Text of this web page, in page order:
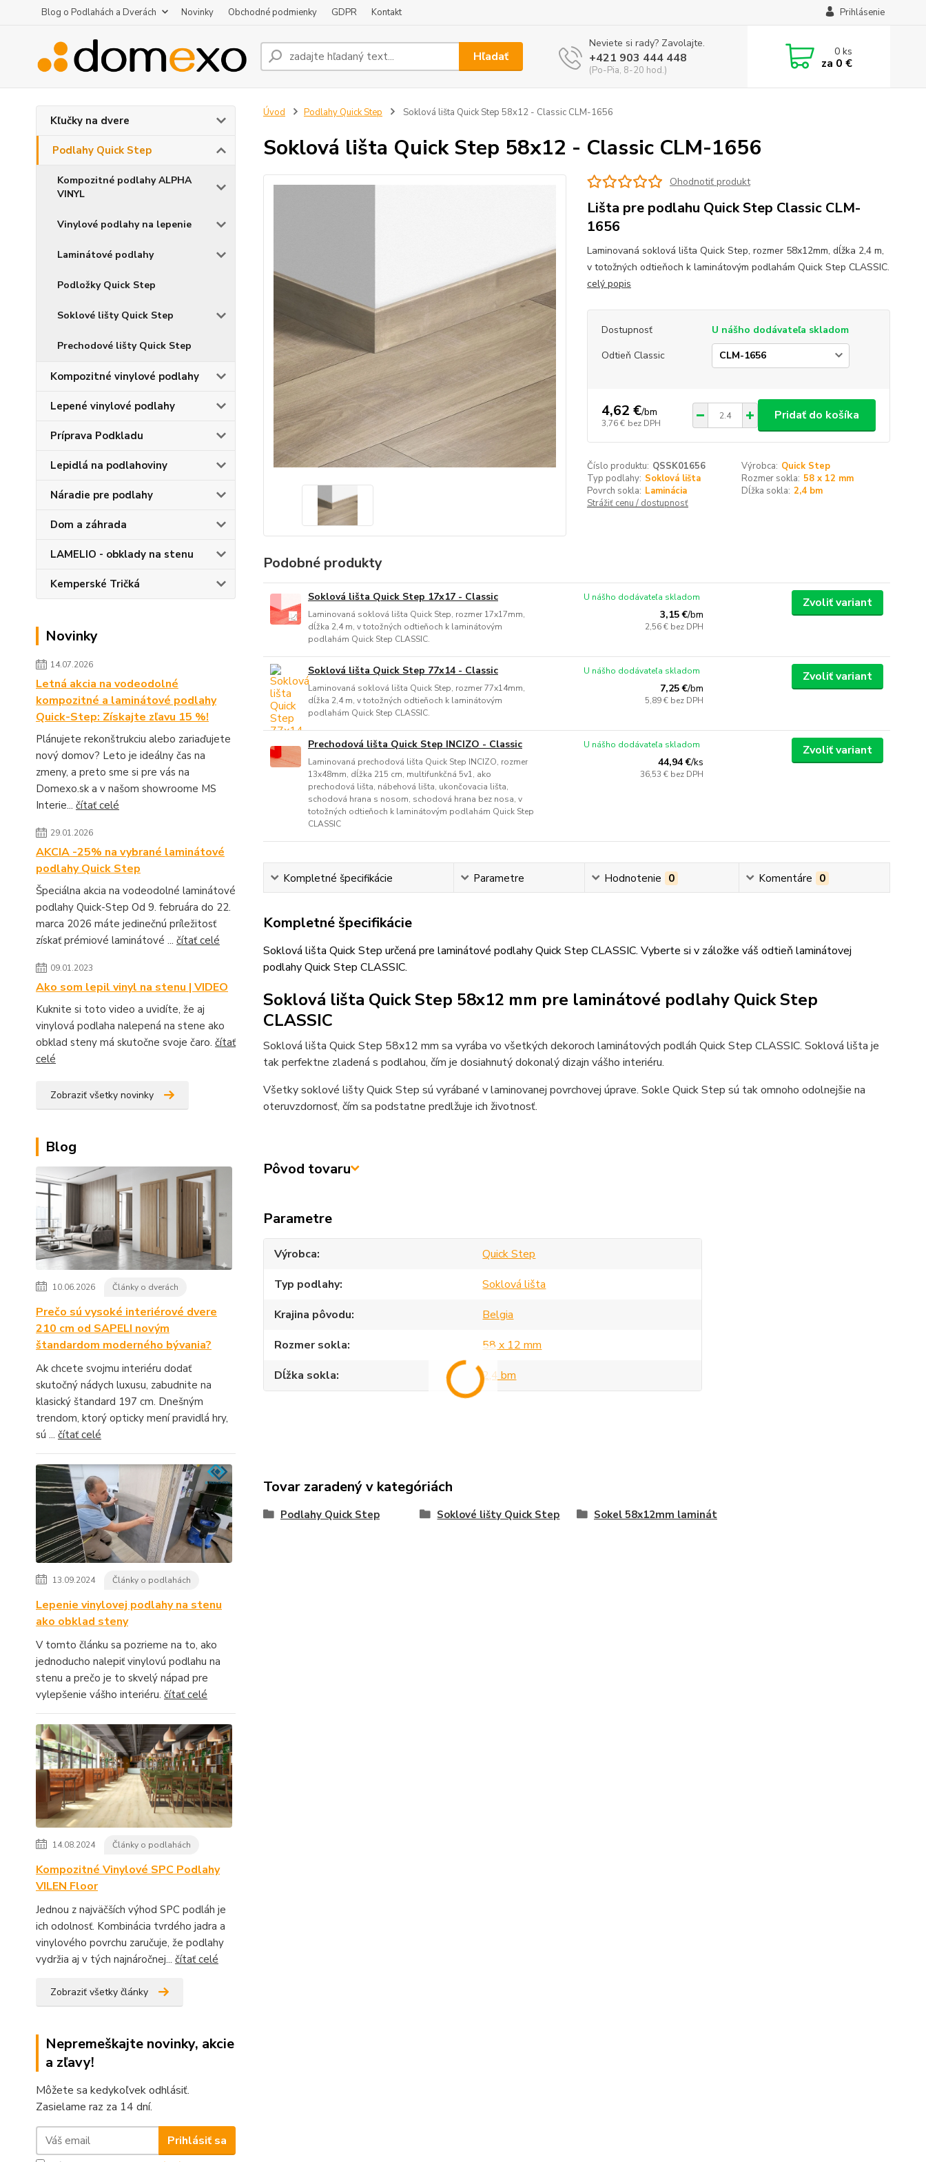
Blog o Podlahách a Dverách Novinky Obchodné podmienky GDPR Kontakt Prihlásenie
Hľadať
Neviete si rady? Zavolajte.
+421 903 444 448
(Po-Pia, 8-20 hod.)
0ks
za 0 €
Kľučky na dvere
Podlahy Quick Step
Kompozitné podlahy ALPHA
VINYL
Vinylové podlahy na lepenie
Laminátové podlahy
Podložky Quick Step
Soklové lišty Quick Step
Prechodové lišty Quick Step
Kompozitné vinylové podlahy
Lepené vinylové podlahy
Príprava Podkladu
Lepidlá na podlahoviny
Náradie pre podlahy
Dom a záhrada
LAMELIO - obklady na stenu
Kemperské Tričká
Novinky
14.07.2026
Letná akcia na vodeodolné
kompozitné a laminátové podlahy
Quick-Step: Získajte zľavu 15 %!
Plánujete rekonštrukciu alebo zariaďujete
nový domov? Leto je ideálny čas na
zmeny, a preto sme si pre vás na
Domexo.sk a v našom showroome MS
Interie... čítať celé
29.01.2026
AKCIA -25% na vybrané laminátové
podlahy Quick Step
Špeciálna akcia na vodeodolné laminátové
podlahy Quick-Step Od 9. februára do 22.
marca 2026 máte jedinečnú príležitosť
získať prémiové laminátové ... čítať celé
09.01.2023
Ako som lepil vinyl na stenu | VIDEO
Kuknite si toto video a uvidíte, že aj
vinylová podlaha nalepená na stene ako
obklad steny má skutočne svoje čaro. čítať
celé
Zobraziť všetky novinky
Blog
10.06.2026 Články o dverách
Prečo sú vysoké interiérové dvere
210 cm od SAPELI novým
štandardom moderného bývania?
Ak chcete svojmu interiéru dodať
skutočný nádych luxusu, zabudnite na
klasický štandard 197 cm. Dnešným
trendom, ktorý opticky mení pravidlá hry,
sú ... čítať celé
13.09.2024 Články o podlahách
Lepenie vinylovej podlahy na stenu
ako obklad steny
V tomto článku sa pozrieme na to, ako
jednoducho nalepiť vinylovú podlahu na
stenu a prečo je to skvelý nápad pre
vylepšenie vášho interiéru. čítať celé
14.08.2024 Články o podlahách
Kompozitné Vinylové SPC Podlahy
VILEN Floor
Jednou z najväčších výhod SPC podláh je
ich odolnosť. Kombinácia tvrdého jadra a
vinylového povrchu zaručuje, že podlahy
vydržia aj v tých najnáročnej... čítať celé
Zobraziť všetky články
Nepremeškajte novinky, akcie
a zľavy!
Môžete sa kedykoľvek odhlásiť.
Zasielame raz za 14 dní.
Prihlásiť sa
Úvod Podlahy Quick Step Soklová lišta Quick Step 58x12 - Classic CLM-1656
Soklová lišta Quick Step 58x12 - Classic CLM-1656
Ohodnotiť produkt
Lišta pre podlahu Quick Step Classic CLM-
1656
Laminovaná soklová lišta Quick Step, rozmer 58x12mm, dĺžka 2,4 m,
v totožných odtieňoch k laminátovým podlahám Quick Step CLASSIC.
celý popis
Dostupnosť
U nášho dodávateľa skladom
Odtieň Classic
4,62 €/bm
3,76 € bez DPH
Pridať do košíka
Číslo produktu: QSSK01656 Výrobca: Quick Step
Typ podlahy: Soklová lišta Rozmer sokla: 58 x 12 mm
Povrch sokla: Laminácia Dĺžka sokla: 2,4 bm
Strážiť cenu / dostupnosť
Podobné produkty
Soklová lišta Quick Step 17x17 - Classic
Laminovaná soklová lišta Quick Step, rozmer 17x17mm,
dĺžka 2,4 m, v totožných odtieňoch k laminátovým
podlahám Quick Step CLASSIC.
3,15 €/bm
2,56 € bez DPH
U nášho dodávateľa skladom Zvoliť variant
Soklová lišta Quick Step 77x14 - Classic
Laminovaná soklová lišta Quick Step, rozmer 77x14mm,
dĺžka 2,4 m, v totožných odtieňoch k laminátovým
podlahám Quick Step CLASSIC.
7,25 €/bm
5,89 € bez DPH
U nášho dodávateľa skladom Zvoliť variant
Prechodová lišta Quick Step INCIZO - Classic
Laminovaná prechodová lišta Quick Step INCIZO, rozmer
13x48mm, dĺžka 215 cm, multifunkčná 5v1, ako
prechodová lišta, nábehová lišta, ukončovacia lišta,
schodová hrana s nosom, schodová hrana bez nosa, v
totožných odtieňoch k laminátovým podlahám Quick Step
CLASSIC
44,94 €/ks
36,53 € bez DPH
U nášho dodávateľa skladom Zvoliť variant
Kompletné špecifikácie Parametre Hodnotenie 0 Komentáre 0
Kompletné špecifikácie
Soklová lišta Quick Step určená pre laminátové podlahy Quick Step CLASSIC. Vyberte si v záložke váš odtieň laminátovej
podlahy Quick Step CLASSIC.
Soklová lišta Quick Step 58x12 mm pre laminátové podlahy Quick Step
CLASSIC
Soklová lišta Quick Step 58x12 mm sa vyrába vo všetkých dekoroch laminátových podláh Quick Step CLASSIC. Soklová lišta je
tak perfektne zladená s podlahou, čím je dosiahnutý dokonalý dizajn vášho interiéru.
Všetky soklové lišty Quick Step sú vyrábané v laminovanej povrchovej úprave. Sokle Quick Step sú tak omnoho odolnejšie na
oteruvzdornosť, čím sa podstatne predlžuje ich životnosť.
Pôvod tovaru
Parametre
Výrobca
Quick Step
Typ podlahy
Soklová lišta
Krajina pôvodu
Belgia
Rozmer sokla
58 x 12 mm
Dĺžka sokla
2,4 bm
Tovar zaradený v kategóriách
Podlahy Quick Step Soklové lišty Quick Step Sokel 58x12mm laminát